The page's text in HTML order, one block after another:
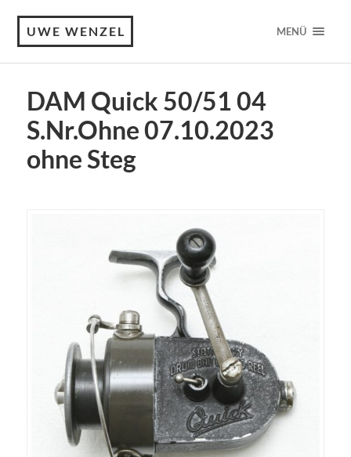
UWE WENZEL MENÜ
DAM Quick 50/51 04
S.Nr.Ohne 07.10.2023
ohne Steg